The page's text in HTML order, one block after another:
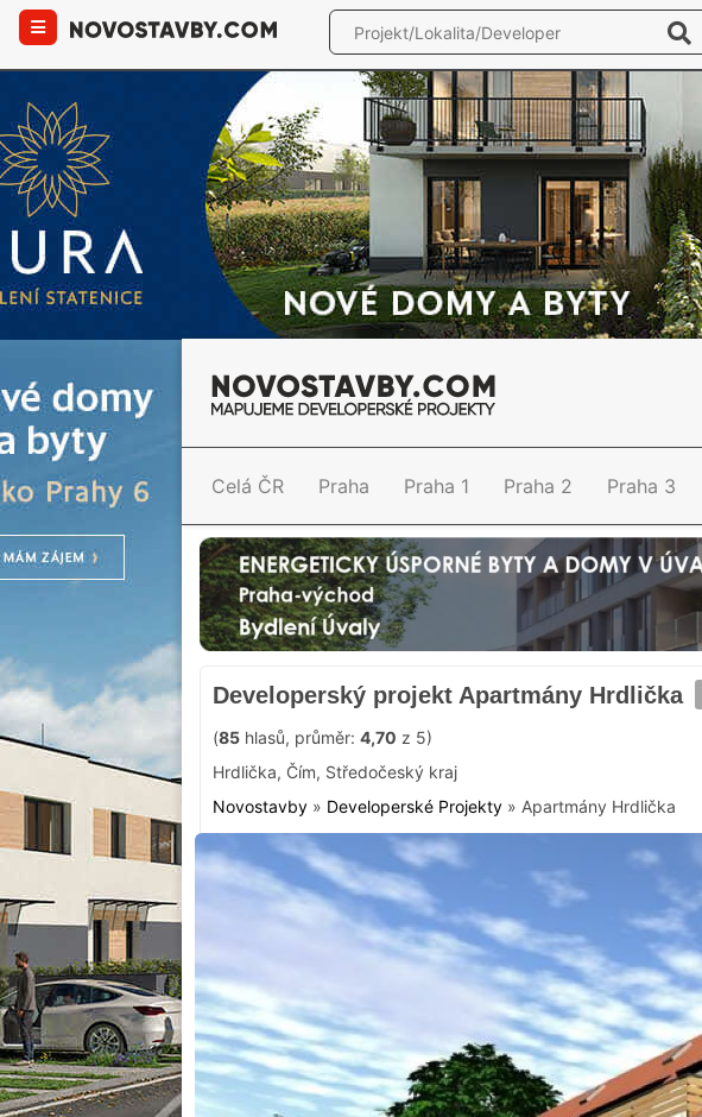
Celá ČR Praha Praha 1 Praha 2 Praha 3
Developerský projekt Apartmány Hrdlička
(85 hlasů, průměr: 4,70 z 5)
Hrdlička, Čím, Středočeský kraj
Novostavby » Developerské Projekty » Apartmány Hrdlička